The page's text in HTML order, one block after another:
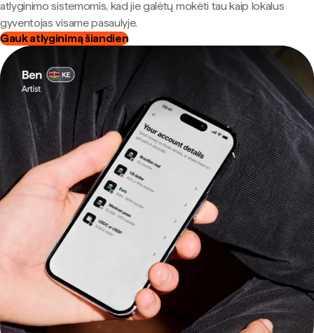
atlyginimo sistemomis, kad jie galėtų mokėti tau kaip lokalus
gyventojas visame pasaulyje.
Gauk atlyginimą šiandien